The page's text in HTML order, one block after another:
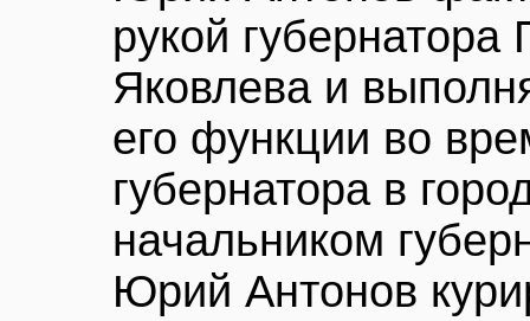
рукой
Яковлева и
его функции во
губернатора в
начальником
Юрий Антонов